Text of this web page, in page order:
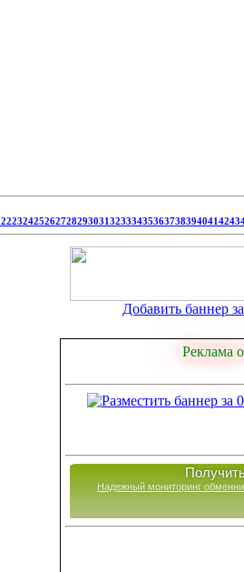
22232425262728293031323334353637383940414243
Добавить баннер
Реклама
Надежный мониторинг